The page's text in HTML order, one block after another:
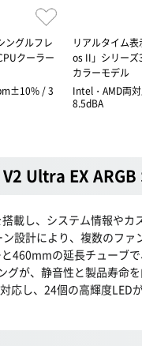
ングルフレ
クーラー
/ 3
リアルタイム
os II」シリー
カラーモデル
Intel・AMD両
8.5dBA
Ultra EX
載し、システム情報やカ
設計により、複数のフ
460mmの延長チューブ
が、静音性と製品寿命
応し、24個の高輝度LED